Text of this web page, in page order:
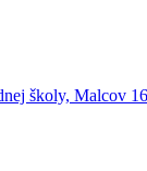
školy, Malcov 16